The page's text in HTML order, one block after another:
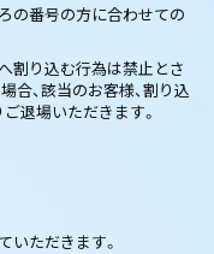
の番号の方に合わせての
割り込む行為は禁止とさ
合、該当のお客様、割り込
退場いただきます。
いただきます。